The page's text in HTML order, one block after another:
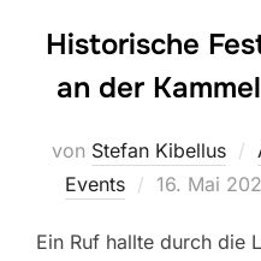
Historische
an der
von Stefan Kibellus
Events
16. Mai
Ein Ruf hallte durch die